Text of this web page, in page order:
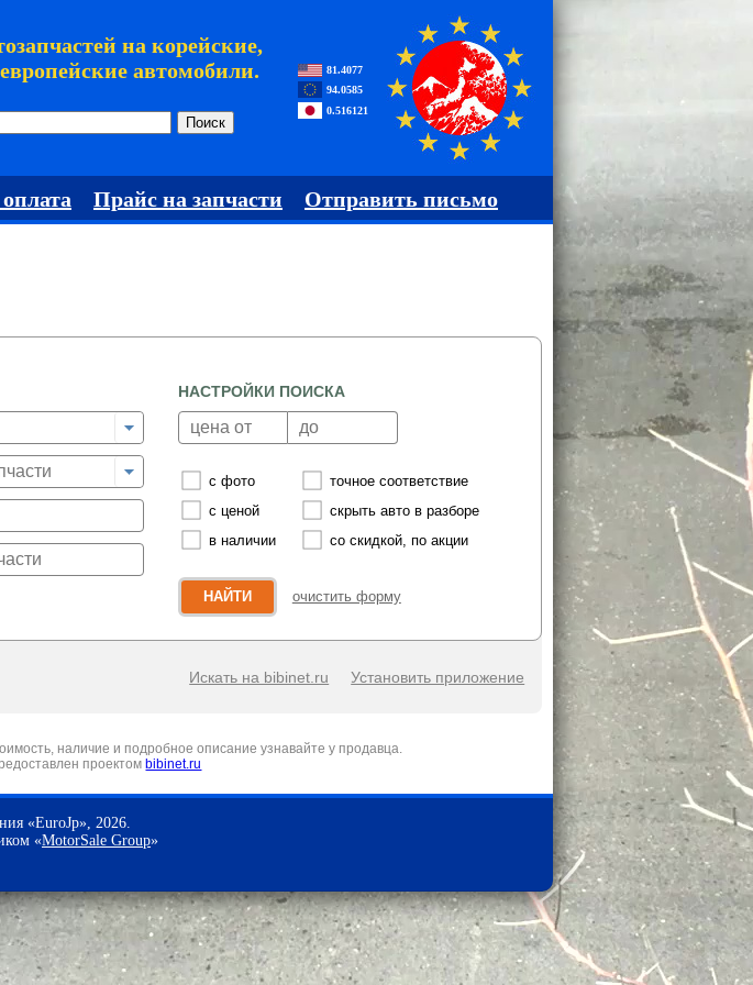
на корейские,
автомобили.
81.4077
94.0585
0.516121
Прайс на запчасти Отправить письмо
НАСТРОЙКИ ПОИСКА
с фото
точное соответствие
с ценой
скрыть авто в разборе
в наличии
со скидкой, по акции
НАЙТИ очистить форму
Искать на bibinet.ru Установить приложение
наличие и подробное описание узнавайте у продавца.
проектом bibinet.ru
«EuroJp», 2026.
«MotorSale Group»